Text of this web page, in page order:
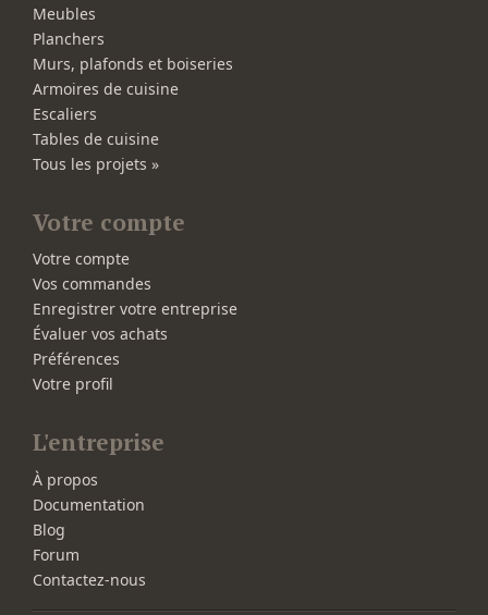
Meubles
Planchers
Murs, plafonds et boiseries
Armoires de cuisine
Escaliers
Tables de cuisine
Tous les projets »
Votre compte
Votre compte
Vos commandes
Enregistrer votre entreprise
Évaluer vos achats
Préférences
Votre profil
L'entreprise
À propos
Documentation
Blog
Forum
Contactez-nous